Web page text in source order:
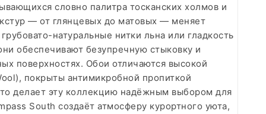
словно палитра тосканских холмов и
— от глянцевых до матовых — меняет
натуральные нитки льна или гладкость
обеспечивают безупречную стыковку и
поверхностях. Обои отличаются высокой
покрыты антимикробной пропиткой
делает эту коллекцию надёжным выбором для
South создаёт атмосферу курортного уюта,